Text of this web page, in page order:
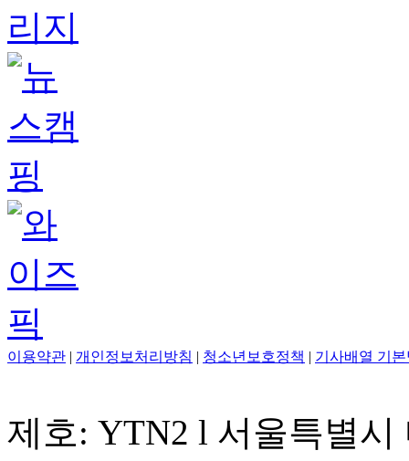
이용약관 개인정보처리방침 청소년보호정책 기사배열 기
제호: YTN2 l 서울특별